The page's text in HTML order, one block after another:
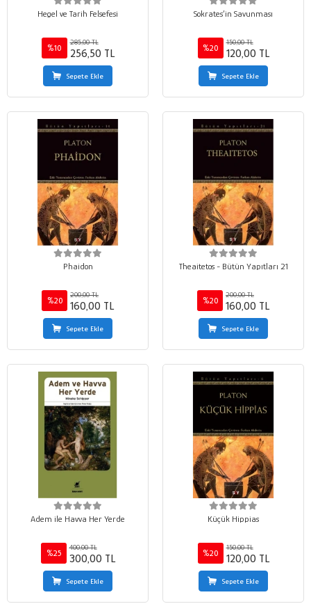
Hegel ve Tarih Felsefesi
%10
285,00 TL
256,50 TL
Sepete Ekle
Sokrates’in Savunması
%20
150,00 TL
120,00 TL
Sepete Ekle
Phaidon
%20
200,00 TL
160,00 TL
Sepete Ekle
Theaitetos - Bütün Yapıtları 21
%20
200,00 TL
160,00 TL
Sepete Ekle
Adem ile Havva Her Yerde
%25
400,00 TL
300,00 TL
Sepete Ekle
Küçük Hippias
%20
150,00 TL
120,00 TL
Sepete Ekle